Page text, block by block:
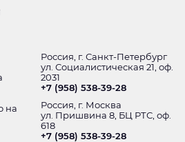
на
Россия, г. Санкт-Петербург
ул. Социалистическая 21, оф.
2031
+7 (958) 538-39-28
Россия, г. Москва
ул. Пришвина 8, БЦ РТС, оф.
618
+7 (958) 538-39-28